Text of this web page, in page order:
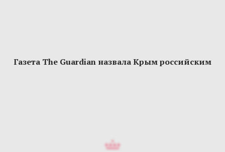
Газета The Guardian назвала Крым российским